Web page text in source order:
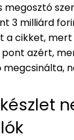
3 milliárd
a cikket,
azért,